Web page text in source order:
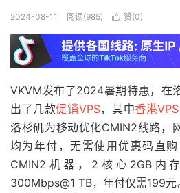
2024-08-11 阅读(985)  赞(0)
VKVM发布了2024暑期特惠，在
出了几款促销VPS，其中香港VPS
洛杉矶为移动优化CMIN2线路，
均为年付，无需使用优惠码直
CMIN2机器，2核心2GB内
300Mbps@1 TB，年付仅需199